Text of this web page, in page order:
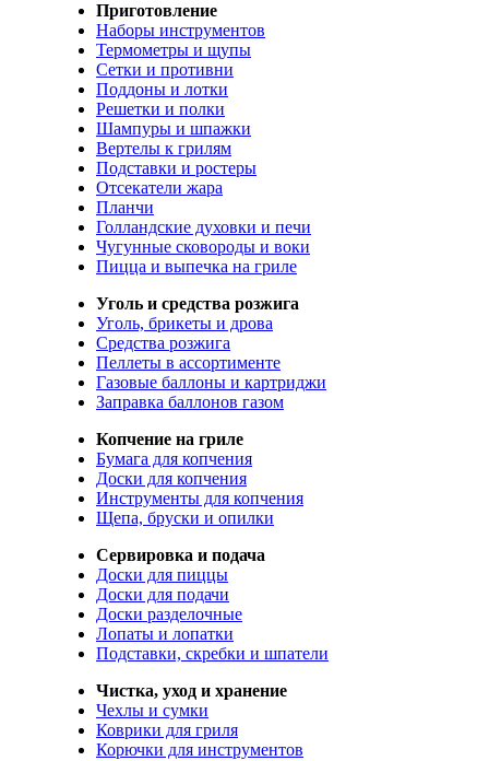
Приготовление
Наборы инструментов
Термометры и щупы
Сетки и противни
Поддоны и лотки
Решетки и полки
Шампуры и шпажки
Вертелы к грилям
Подставки и ростеры
Отсекатели жара
Планчи
Голландские духовки и печи
Чугунные сковороды и воки
Пицца и выпечка на гриле
Уголь и средства розжига
Уголь, брикеты и дрова
Средства розжига
Пеллеты в ассортименте
Газовые баллоны и картриджи
Заправка баллонов газом
Копчение на гриле
Бумага для копчения
Доски для копчения
Инструменты для копчения
Щепа, бруски и опилки
Сервировка и подача
Доски для пиццы
Доски для подачи
Доски разделочные
Лопаты и лопатки
Подставки, скребки и шпатели
Чистка, уход и хранение
Чехлы и сумки
Коврики для гриля
Корючки для инструментов